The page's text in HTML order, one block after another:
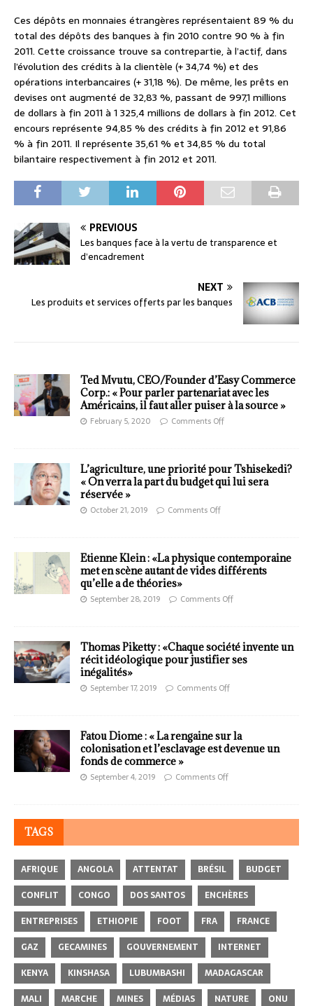
Ces dépôts en monnaies étrangères représentaient 89 % du
total des dépôts des banques à fin 2010 contre 90 % à fin
2011. Cette croissance trouve sa contrepartie, à l’actif, dans
l’évolution des crédits à la clientèle (+ 34,74 %) et des
opérations interbancaires (+ 31,18 %). De même, les prêts en
devises ont augmenté de 32,83 %, passant de 997,1 millions
de dollars à fin 2011 à 1 325,4 millions de dollars à fin 2012. Cet
encours représente 94,85 % des crédits à fin 2012 et 91,86
% à fin 2011. Il représente 35,61 % et 34,85 % du total
bilantaire respectivement à fin 2012 et 2011.
PREVIOUS
Les banques face à la vertu de transparence et
d’encadrement
NEXT
Les produits et services offerts par les banques
Ted Mvutu, CEO/Founder d’Easy Commerce
Corp.: « Pour parler partenariat avec les
Américains, il faut aller puiser à la source »
February 5, 2020 Comments Off
L’agriculture, une priorité pour Tshisekedi?
« On verra la part du budget qui lui sera
réservée »
October 21, 2019 Comments Off
Etienne Klein : «La physique contemporaine
met en scène autant de vides différents
qu’elle a de théories»
September 28, 2019 Comments Off
Thomas Piketty : «Chaque société invente un
récit idéologique pour justifier ses
inégalités»
September 17, 2019 Comments Off
Fatou Diome : « La rengaine sur la
colonisation et l’esclavage est devenue un
fonds de commerce »
September 4, 2019 Comments Off
TAGS
AFRIQUE ANGOLA ATTENTAT BRÉSIL
BUDGET
CONFLIT
CONGO DOS SANTOS
ENCHÈRES
ENTREPRISES
ETHIOPIE FOOT FRA
FRANCE
GAZ
GECAMINES GOUVERNEMENT
INTERNET
KENYA
KINSHASA LUBUMBASHI
MADAGASCAR
MALI
MARCHE MINES MÉDIAS NATURE ONU